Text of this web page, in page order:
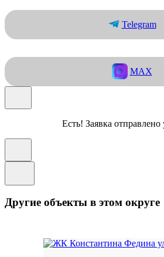
Telegram
MAX
Есть! Заявка
Другие объекты в этом округе